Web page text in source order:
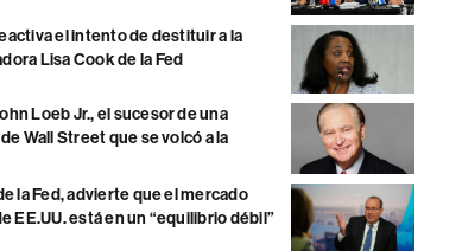
el intento de destituir a la
Lisa Cook de la Fed
Loeb Jr., el sucesor de una
Wall Street que se volcó a la
la Fed, advierte que el mercado
EE.UU. está en un “equilibrio débil”